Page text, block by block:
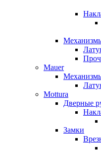
Mauer
Mottura
Дверные
Замки